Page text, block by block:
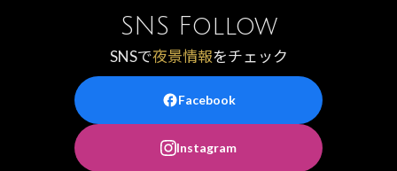
SNS Follow
SNSで夜景情報をチェック
Facebook
Instagram